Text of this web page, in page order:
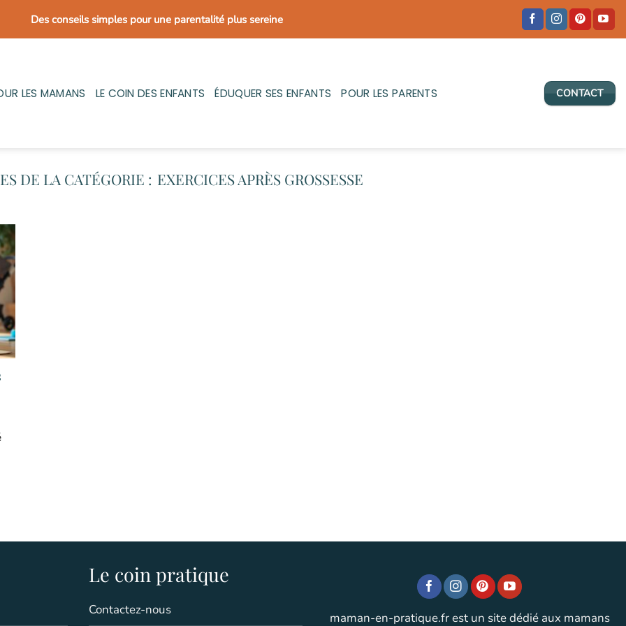
Des conseils simples pour une parentalité plus sereine
LES MAMANS LE COIN DES ENFANTS ÉDUQUER SES ENFANTS POUR LES PARENTS CONTACT
EXERCICES APRÈS GROSSESSE
Le coin pratique
Contactez-nous
maman-en-pratique.fr est un site dédié aux mamans